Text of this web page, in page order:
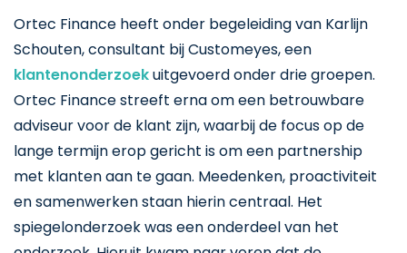
Ortec Finance heeft onder begeleiding van Karlijn
Schouten, consultant bij Customeyes, een
klantenonderzoekuitgevoerd onder drie groepen.
Ortec Finance streeft erna om een betrouwbare
adviseur voor de klant zijn, waarbij de focus op de
lange termijn erop gericht is om een partnership
met klanten aan te gaan. Meedenken, proactiviteit
en samenwerken staan hierin centraal. Het
spiegelonderzoek was een onderdeel van het